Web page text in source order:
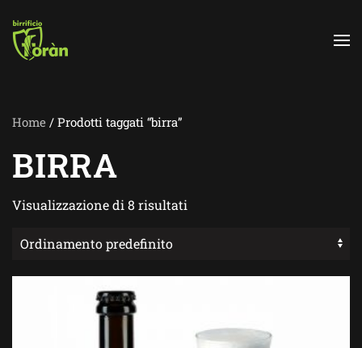
Skip to main content
Home / Prodotti taggati “birra”
BIRRA
Visualizzazione di 8 risultati